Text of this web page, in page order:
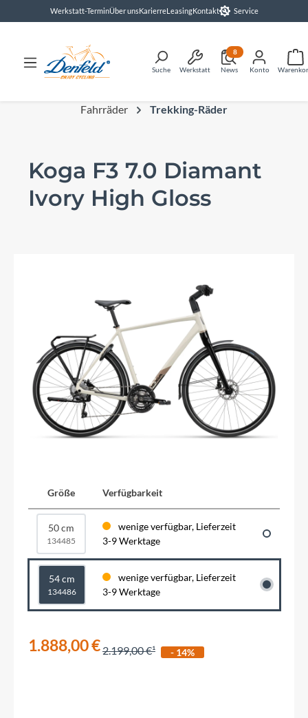
springenWerkstatt-TerminÜber unsKarierreLeasingKontakt Service
Suche Werkstatt News
8
Konto
Fahrräder Trekking-Räder
Koga F3 7.0 Diamant
Ivory High Gloss
Größe Verfügbarkeit
50 cm
134485
wenige verfügbar, Lieferzeit
3-9 Werktage
54 cm
134486
wenige verfügbar, Lieferzeit
3-9 Werktage
1.888,00 €2.199,00 € - 14%